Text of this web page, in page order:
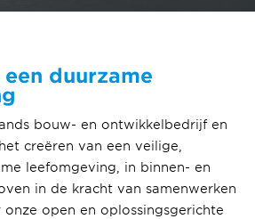
duurzame
bouw- en ontwikkelbedrijf en
creëren van een veilige,
leefomgeving, in binnen- en
in de kracht van samenwerken
open en oplossingsgerichte